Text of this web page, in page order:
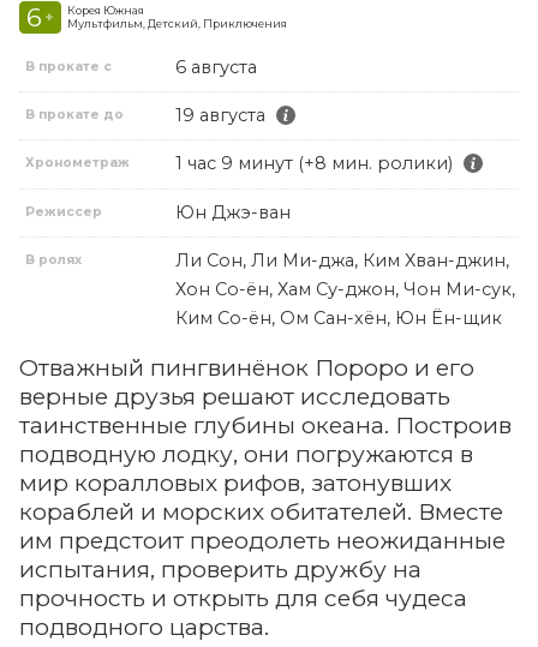
6 +
Корея Южная
Мультфильм, Детский, Приключения
В прокате с 6 августа
В прокате до 19 августа
Хронометраж 1 час 9 минут (+8 мин. ролики)
Режиссер Юн Джэ-ван
В ролях
Ли Сон, Ли Ми-джа, Ким Хван-джин,
Хон Со-ён, Хам Су-джон, Чон Ми-сук,
Ким Со-ён, Ом Сан-хён, Юн Ён-щик
Отважный пингвинёнок Пороро и его
верные друзья решают исследовать
таинственные глубины океана. Построив
подводную лодку, они погружаются в
мир коралловых рифов, затонувших
кораблей и морских обитателей. Вместе
им предстоит преодолеть неожиданные
испытания, проверить дружбу на
прочность и открыть для себя чудеса
подводного царства.